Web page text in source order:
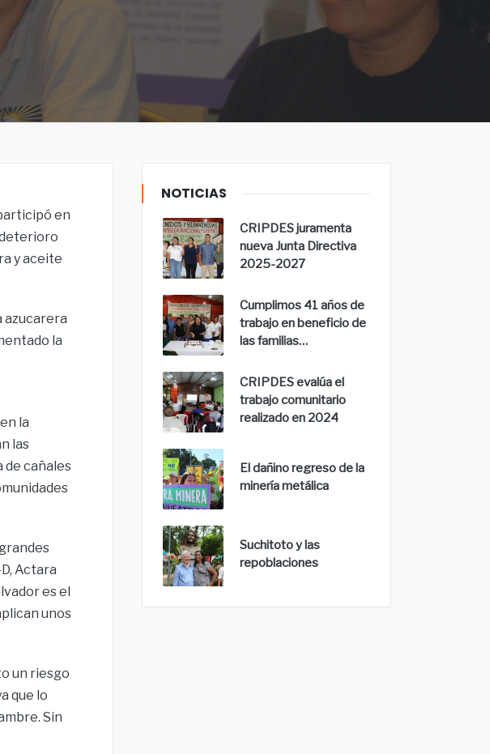
en
y aceite
azucarera
la
la
las
de cañales
Actara
es el
unos
un riesgo
que lo
Sin
NOTICIAS
CRIPDES juramenta
nueva Junta Directiva
2025-2027
Cumplimos 41 años de
trabajo en beneficio de
las familias…
CRIPDES evalúa el
trabajo comunitario
realizado en 2024
El dañino regreso de la
minería metálica
Suchitoto y las
repoblaciones